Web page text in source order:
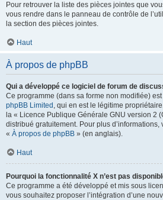
Pour retrouver la liste des pièces jointes que
vous rendre dans le panneau de contrôle de
la section des pièces jointes.
Haut
À propos de phpBB
Qui a développé ce logiciel de forum de
Ce programme (dans sa forme non modifiée)
phpBB Limited , qui en est le légitime
la « Licence Publique Générale GNU version 2
distribué gratuitement. Pour plus
« À propos de phpBB » (en anglais).
Haut
Pourquoi la fonctionnalité X n’est pas
Ce programme a été développé et mis sous
vous souhaitez proposer l’intégration d’une